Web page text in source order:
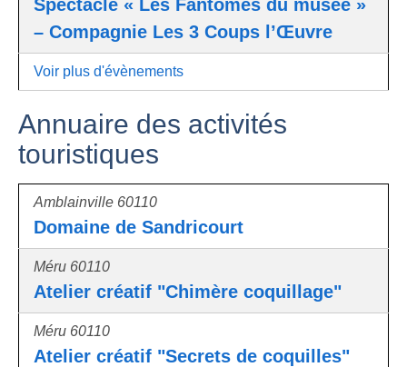
Spectacle « Les Fantômes du musée »
– Compagnie Les 3 Coups l’Œuvre
Voir plus d'évènements
Annuaire des activités
touristiques
Amblainville 60110
Domaine de Sandricourt
Méru 60110
Atelier créatif "Chimère coquillage"
Méru 60110
Atelier créatif "Secrets de coquilles"